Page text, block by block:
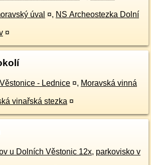
úval ¤, NS Archeostezka Dolní
¤
- Lednice ¤, Moravská vinná
vinařská stezka ¤
u Dolních Věstonic 12x, parkovisko v